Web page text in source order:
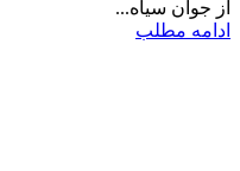
از جوان سیاه...
ادامه مطلب